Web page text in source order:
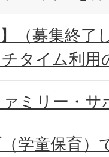
】（募集終
タイム利用
ミリー・サ
学童保育）